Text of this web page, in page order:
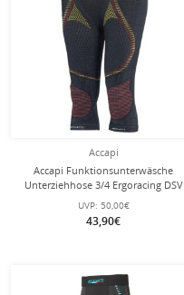
Accapi
Accapi Funktionsunterwäsche
Unterziehhose 3/4 Ergoracing DSV
(Deutschland/Germany, warm)
schwarz Kinder
UVP: 50,00€
43,90€